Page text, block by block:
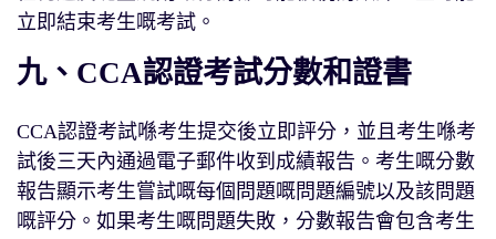
立即結束考生嘅考試。
九、CCA認證考試分數和證書
CCA認證考試喺考生提交後立即評分，並且考生喺考
試後三天內通過電子郵件收到成績報告。考生嘅分數
報告顯示考生嘗試嘅每個問題嘅問題編號以及該問題
嘅評分。如果考生嘅問題失敗，分數報告會包含考生